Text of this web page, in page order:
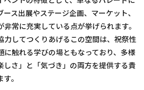
ス出展やステージ企画、マーケット、
常に充実している点が挙げられます。
力してつくりあげるこの空間は、祝祭性
に触れる学びの場ともなっており、多様
しさ」と「気づき」の両方を提供する貴
。